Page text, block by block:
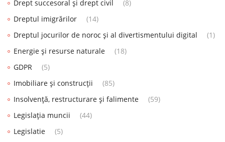
Drept succesoral și drept civil
(8)
Dreptul imigrărilor
(14)
Dreptul jocurilor de noroc și al divertismentului digital
(1)
Energie și resurse naturale
(18)
GDPR
(5)
Imobiliare și construcții
(85)
Insolvență, restructurare și falimente
(59)
Legislația muncii
(44)
Legislatie
(5)